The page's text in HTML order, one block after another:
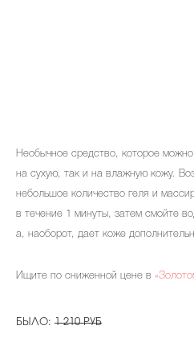
Необычное средство, которое можно
на сухую, так и на влажную кожу.
небольшое количество геля и
в течение 1 минуты, затем смойте
а, наоборот, дает коже
Ищите по сниженной цене в
БЫЛО: 1 210 РУБ